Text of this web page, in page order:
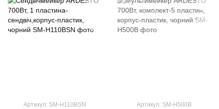
Артикул: SM-H110BSN Артикул: SM-H500B